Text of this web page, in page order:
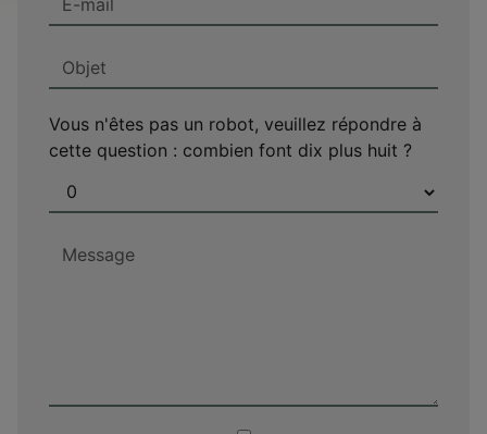
Vous n'êtes pas un robot, veuillez répondre à
cette question : combien font dix plus huit ?